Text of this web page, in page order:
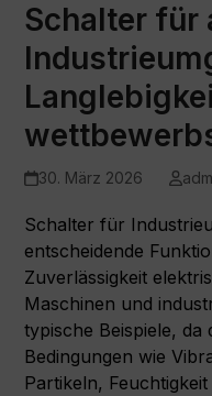
Schalter für
30. März 2026
Schalter für
entscheidende
Zuverlässigkeit
Maschinen und
typische Beispiele, da
Bedingungen wie
Partikeln,